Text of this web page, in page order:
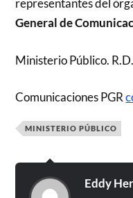
representantes del
General de
Ministerio Público. R.D.
Comunicaciones PGR
MINISTERIO PÚBLICO
Eddy